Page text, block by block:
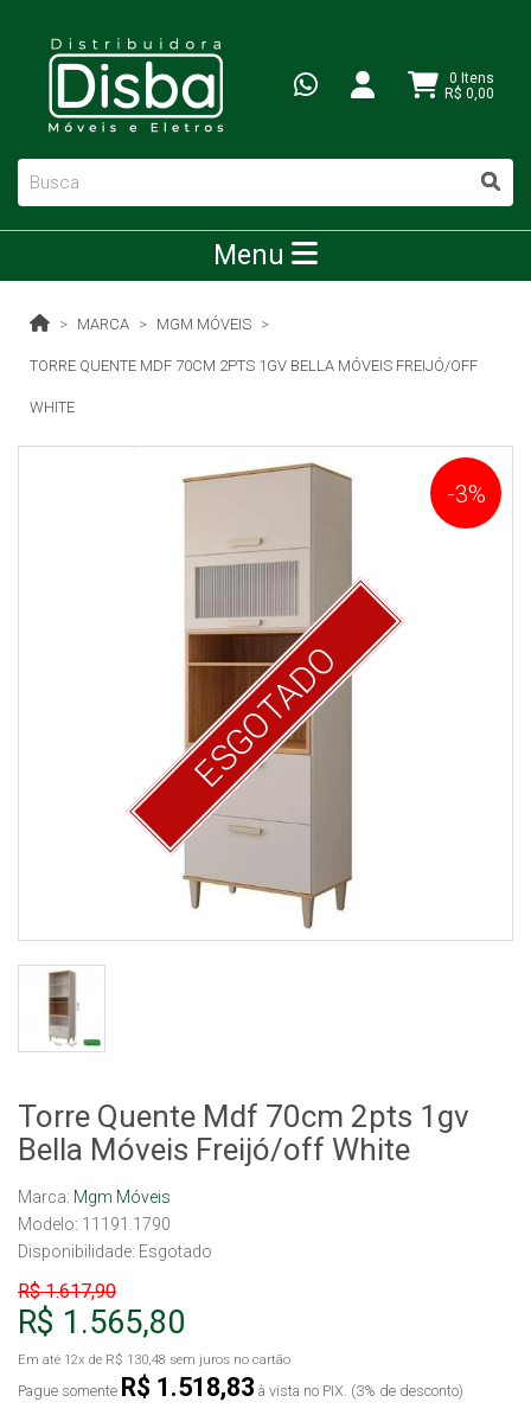
0 Itens
R$ 0,00
Menu
MARCA MGM MÓVEIS
TORRE QUENTE MDF 70CM 2PTS 1GV BELLA MÓVEIS FREIJÓ/OFF
WHITE
ESGOTADO
-3%
Torre Quente Mdf 70cm 2pts 1gv
Bella Móveis Freijó/off White
Marca: Mgm Móveis
Modelo: 11191.1790
Disponibilidade: Esgotado
R$ 1.617,90
R$ 1.565,80
Em até 12x de R$ 130,48 sem juros no cartão
Pague somente R$ 1.518,83 à vista no PIX. (3% de desconto)